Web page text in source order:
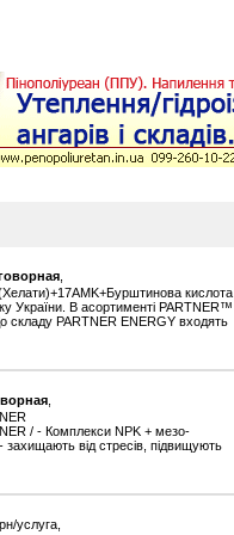
кислота
України. В асортименті PARTNER™
складу PARTNER ENERGY входять
/ - Комплекси NPK + мезо-
від стресів, підвищують
услуга,